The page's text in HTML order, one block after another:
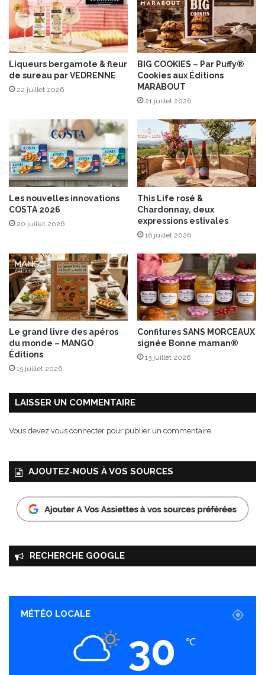
s
n
e
s
r
v
T
a
b
l
e
s
d
e
t
e
s
”
Liqueurs bergamote & fleur
de sureau par VEDRENNE
22 juillet 2026
BIG COOKIES – Par Puffy®
Cookies aux Éditions
MARABOUT
21 juillet 2026
Les nouvelles innovations
COSTA 2026
20 juillet 2026
This Life rosé &
Chardonnay, deux
expressions estivales
16 juillet 2026
Le grand livre des apéros
du monde – MANGO
Éditions
15 juillet 2026
Confitures SANS MORCEAUX
signée Bonne maman®
13 juillet 2026
LAISSER UN COMMENTAIRE
Vous devez vous connecter pour publier un commentaire.
AJOUTEZ‑NOUS À VOS SOURCES
RECHERCHE GOOGLE
MÉTÉO LOCALE
30 ℃